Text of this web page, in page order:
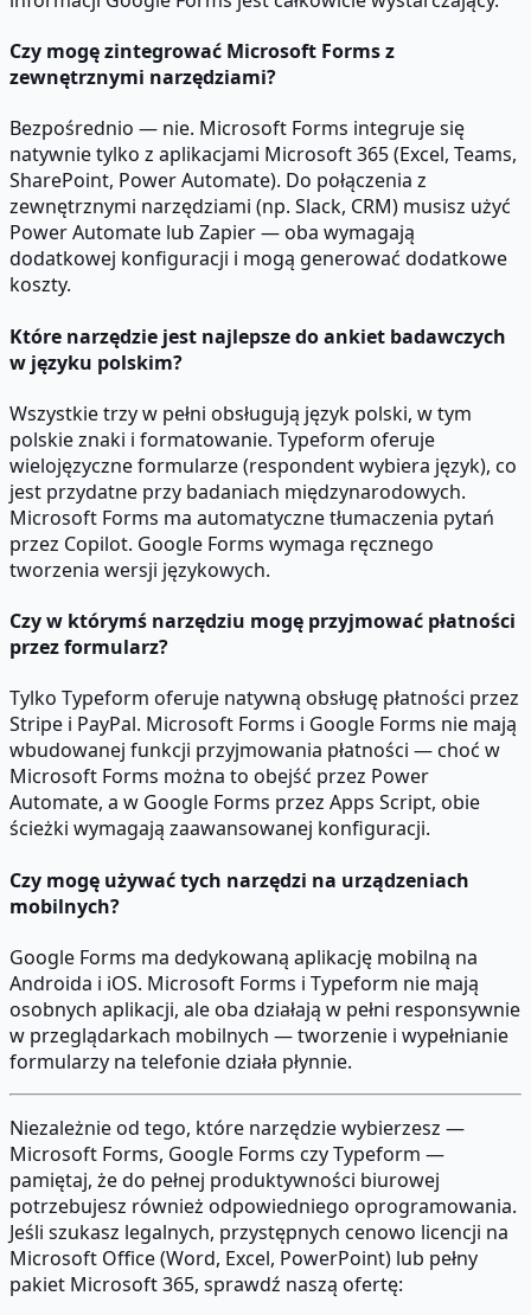
Czy mogę zintegrować Microsoft Forms z
zewnętrznymi narzędziami?
Bezpośrednio — nie. Microsoft Forms integruje się
natywnie tylko z aplikacjami Microsoft 365 (Excel, Teams,
SharePoint, Power Automate). Do połączenia z
zewnętrznymi narzędziami (np. Slack, CRM) musisz użyć
Power Automate lub Zapier — oba wymagają
dodatkowej konfiguracji i mogą generować dodatkowe
koszty.
Które narzędzie jest najlepsze do ankiet badawczych
w języku polskim?
Wszystkie trzy w pełni obsługują język polski, w tym
polskie znaki i formatowanie. Typeform oferuje
wielojęzyczne formularze (respondent wybiera język), co
jest przydatne przy badaniach międzynarodowych.
Microsoft Forms ma automatyczne tłumaczenia pytań
przez Copilot. Google Forms wymaga ręcznego
tworzenia wersji językowych.
Czy w którymś narzędziu mogę przyjmować płatności
przez formularz?
Tylko Typeform oferuje natywną obsługę płatności przez
Stripe i PayPal. Microsoft Forms i Google Forms nie mają
wbudowanej funkcji przyjmowania płatności — choć w
Microsoft Forms można to obejść przez Power
Automate, a w Google Forms przez Apps Script, obie
ścieżki wymagają zaawansowanej konfiguracji.
Czy mogę używać tych narzędzi na urządzeniach
mobilnych?
Google Forms ma dedykowaną aplikację mobilną na
Androida i iOS. Microsoft Forms i Typeform nie mają
osobnych aplikacji, ale oba działają w pełni responsywnie
w przeglądarkach mobilnych — tworzenie i wypełnianie
formularzy na telefonie działa płynnie.
Niezależnie od tego, które narzędzie wybierzesz —
Microsoft Forms, Google Forms czy Typeform —
pamiętaj, że do pełnej produktywności biurowej
potrzebujesz również odpowiedniego oprogramowania.
Jeśli szukasz legalnych, przystępnych cenowo licencji na
Microsoft Office (Word, Excel, PowerPoint) lub pełny
pakiet Microsoft 365, sprawdź naszą ofertę: